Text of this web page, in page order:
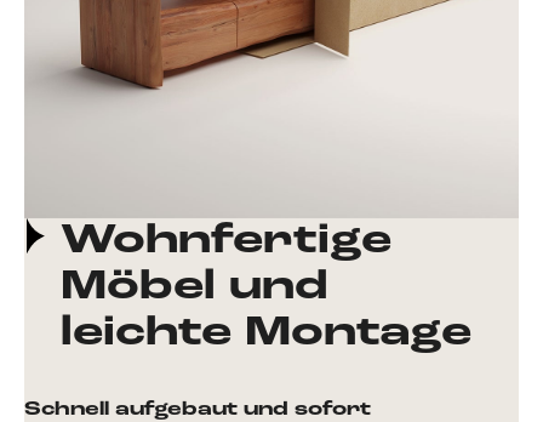
Wohnfertige
Möbel und
leichte Montage
Schnell aufgebaut und sofort